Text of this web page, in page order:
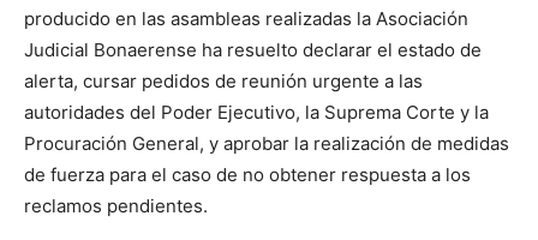
producido en las asambleas realizadas la Asociación
Judicial Bonaerense ha resuelto declarar el estado de
alerta, cursar pedidos de reunión urgente a las
autoridades del Poder Ejecutivo, la Suprema Corte y la
Procuración General, y aprobar la realización de medidas
de fuerza para el caso de no obtener respuesta a los
reclamos pendientes.